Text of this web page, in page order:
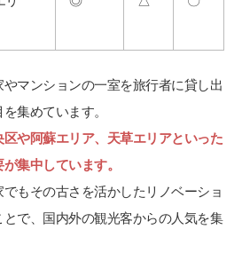
マンションの一室を旅行者に貸し出
集めています。
や阿蘇エリア、天草エリアといった
集中しています。
もその古さを活かしたリノベーショ
で、国内外の観光客からの人気を集